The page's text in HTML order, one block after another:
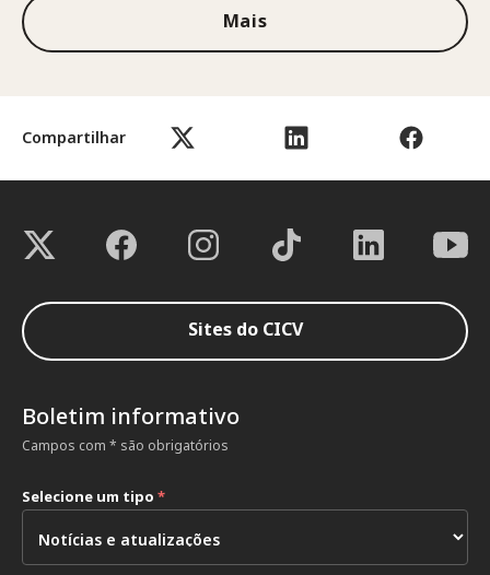
Compartilhar
Mais
Sites do CICV
Boletim informativo
Campos com * são obrigatórios
Selecione um tipo *